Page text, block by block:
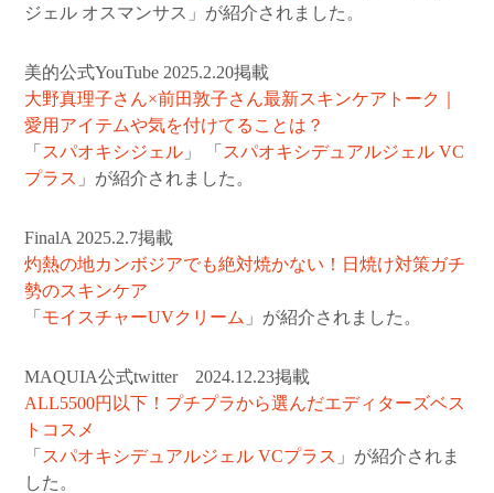
ジェル オスマンサス」が紹介されました。
美的公式YouTube 2025.2.20掲載
大野真理子さん×前田敦子さん最新スキンケアトーク｜
愛用アイテムや気を付けてることは？
「 スパオキシジェル 」 「 スパオキシデュアルジェル VC
プラス 」が紹介されました。
FinalA 2025.2.7掲載
灼熱の地カンボジアでも絶対焼かない！日焼け対策ガチ
勢のスキンケア
「 モイスチャーUVクリーム 」が紹介されました。
MAQUIA公式twitter 2024.12.23掲載
ALL5500円以下！プチプラから選んだエディターズベス
トコスメ
「 スパオキシデュアルジェル VCプラス 」が紹介されま
した。